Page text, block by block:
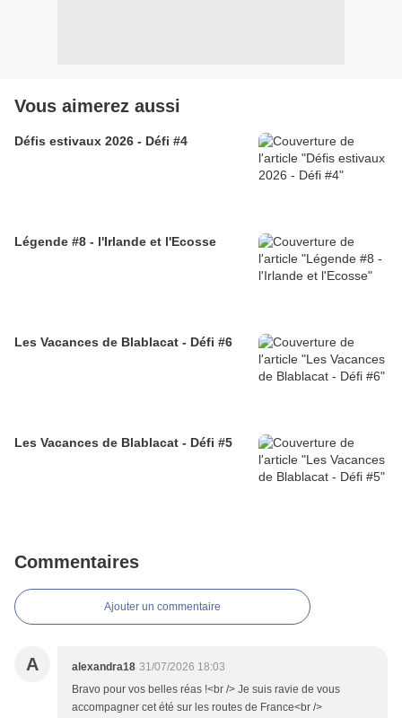
Vous aimerez aussi
Défis estivaux 2026 - Défi #4
Légende #8 - l'Irlande et l'Ecosse
Les Vacances de Blablacat - Défi #6
Les Vacances de Blablacat - Défi #5
Commentaires
Ajouter un commentaire
A alexandra18 31/07/2026 18:03
Bravo pour vos belles réas !<br /> Je suis ravie de vous
accompagner cet été sur les routes de France<br />